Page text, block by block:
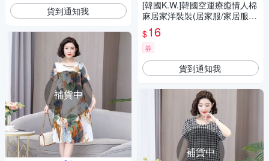
貨到通知我
補貨中
[韓國K.W.]韓國空運療癒情人棉
麻居家洋裝裝(居家服/家居服/
睡衣/睡裙/涼感睡衣)紫色優雅
$16
券
貨到通知我
補貨中